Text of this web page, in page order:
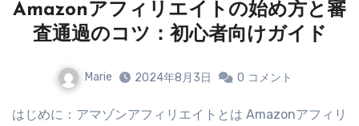
Amazonアフィリエイトの始め方と審
査通過のコツ：初心者向けガイド
Marie 2024年8月3日 0 コメント
はじめに：アマゾンアフィリエイトとは Amazonアフィリ